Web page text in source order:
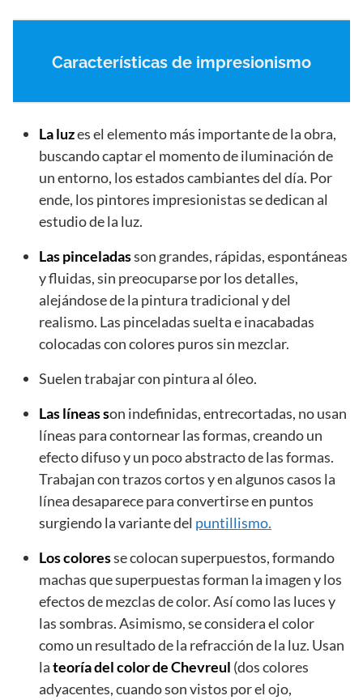
Características de impresionismo
La luzes el elemento más importante de la obra,
buscando captar el momento de iluminación de
un entorno, los estados cambiantes del día. Por
ende, los pintores impresionistas se dedican al
estudio de la luz.
Las pinceladasson grandes, rápidas, espontáneas
y fluidas, sin preocuparse por los detalles,
alejándose de la pintura tradicional y del
realismo. Las pinceladas suelta e inacabadas
colocadas con colores puros sin mezclar.
Suelen trabajar con pintura al óleo.
Las líneas son indefinidas, entrecortadas, no usan
líneas para contornear las formas, creando un
efecto difuso y un poco abstracto de las formas.
Trabajan con trazos cortos y en algunos casos la
línea desaparece para convertirse en puntos
surgiendo la variante del puntillismo.
Los coloresse colocan superpuestos, formando
machas que superpuestas forman la imagen y los
efectos de mezclas de color. Así como las luces y
las sombras. Asimismo, se considera el color
como un resultado de la refracción de la luz. Usan
lateoría del color de Chevreul (dos colores
adyacentes, cuando son vistos por el ojo,